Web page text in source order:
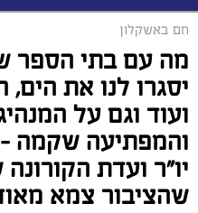
חם באשקלון
מה עם בתי הספר
יסגרו לנו את
ועוד וגם על
והמפתיעה שקמה
יו"ר ועדת
שהציבור צמא